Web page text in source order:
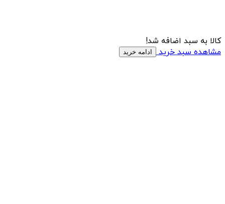
کالا به سبد اضافه شد!
مشاهده سبد خرید
ادامه خرید